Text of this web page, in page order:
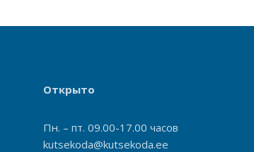
Открыто
Пн. – пт. 09.00-17.00 часов
kutsekoda@kutsekoda.ee